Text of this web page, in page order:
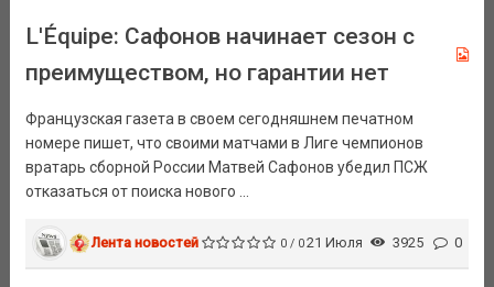
L'Équipe: Сафонов начинает сезон с
преимуществом, но гарантии нет
Французская газета в своем сегодняшнем печатном
номере пишет, что своими матчами в Лиге чемпионов
вратарь сборной России Матвей Сафонов убедил ПСЖ
отказаться от поиска нового ...
Лента новостей 0 / 021 Июля 3925 0